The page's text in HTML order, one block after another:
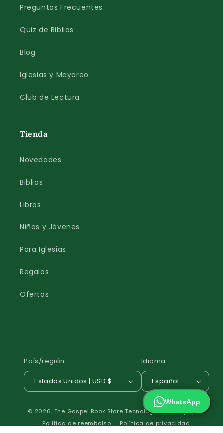
Preguntas Frecuentes
Quiz de Biblias
Blog
Iglesias y Mayoreo
Club de Lectura
Tienda
Novedades
Biblias
Libros
Niños y Jóvenes
Para Iglesias
Regalos
Ofertas
País/región
Estados Unidos | USD $
Idioma
Español
de
© 2026, The Gospel Book Store Tecnología de Shopify
Política de reembolso
Política de privacidad
WhatsApp